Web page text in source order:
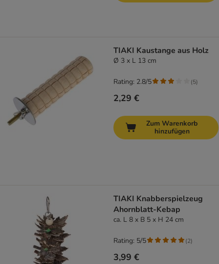
TIAKI Kaustange aus Holz
Ø 3 x L 13 cm
2,29 €
Rating: 2.8/5 (5)
Zum Warenkorb
hinzufügen
TIAKI Knabberspielzeug
Ahornblatt-Kebap
ca. L 8 x B 5 x H 24 cm
3,99 €
Rating: 5/5 (2)